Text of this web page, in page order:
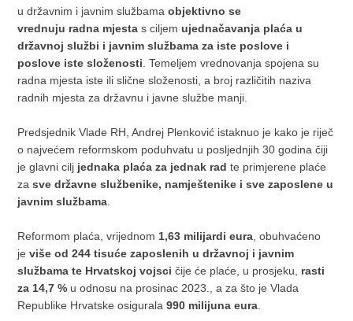
u državnim i javnim službamaobjektivno se
vrednuju radna mjesta s ciljemujednačavanja plaća u
državnoj službi i javnim službama za iste poslove i
poslove iste složenosti . Temeljem vrednovanja spojena su
radna mjesta iste ili slične složenosti, a broj različitih naziva
radnih mjesta za državnu i javne službe manji.
Predsjednik Vlade RH, Andrej Plenković istaknuo je kako je riječ
o najvećem reformskom poduhvatu u posljednjih 30 godina čiji
je glavni cilj jednaka plaća za jednak radte primjerene plaće
zasve državne službenike, namještenike i sve zaposlene u
javnim službama
Reformom plaća, vrijednom 1,63 milijardi eura , obuhvaćeno
je više od 244 tisuće zaposlenih u državnoj i javnim
službama te Hrvatskoj vojsci čije će plaće, u prosjeku, rasti
za 14,7 % u odnosu na prosinac 2023., a za što je Vlada
Republike Hrvatske osigurala990 milijuna eura